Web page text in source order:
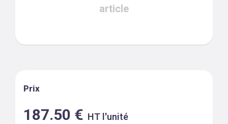
article
Prix
187.50 € HT l'unité